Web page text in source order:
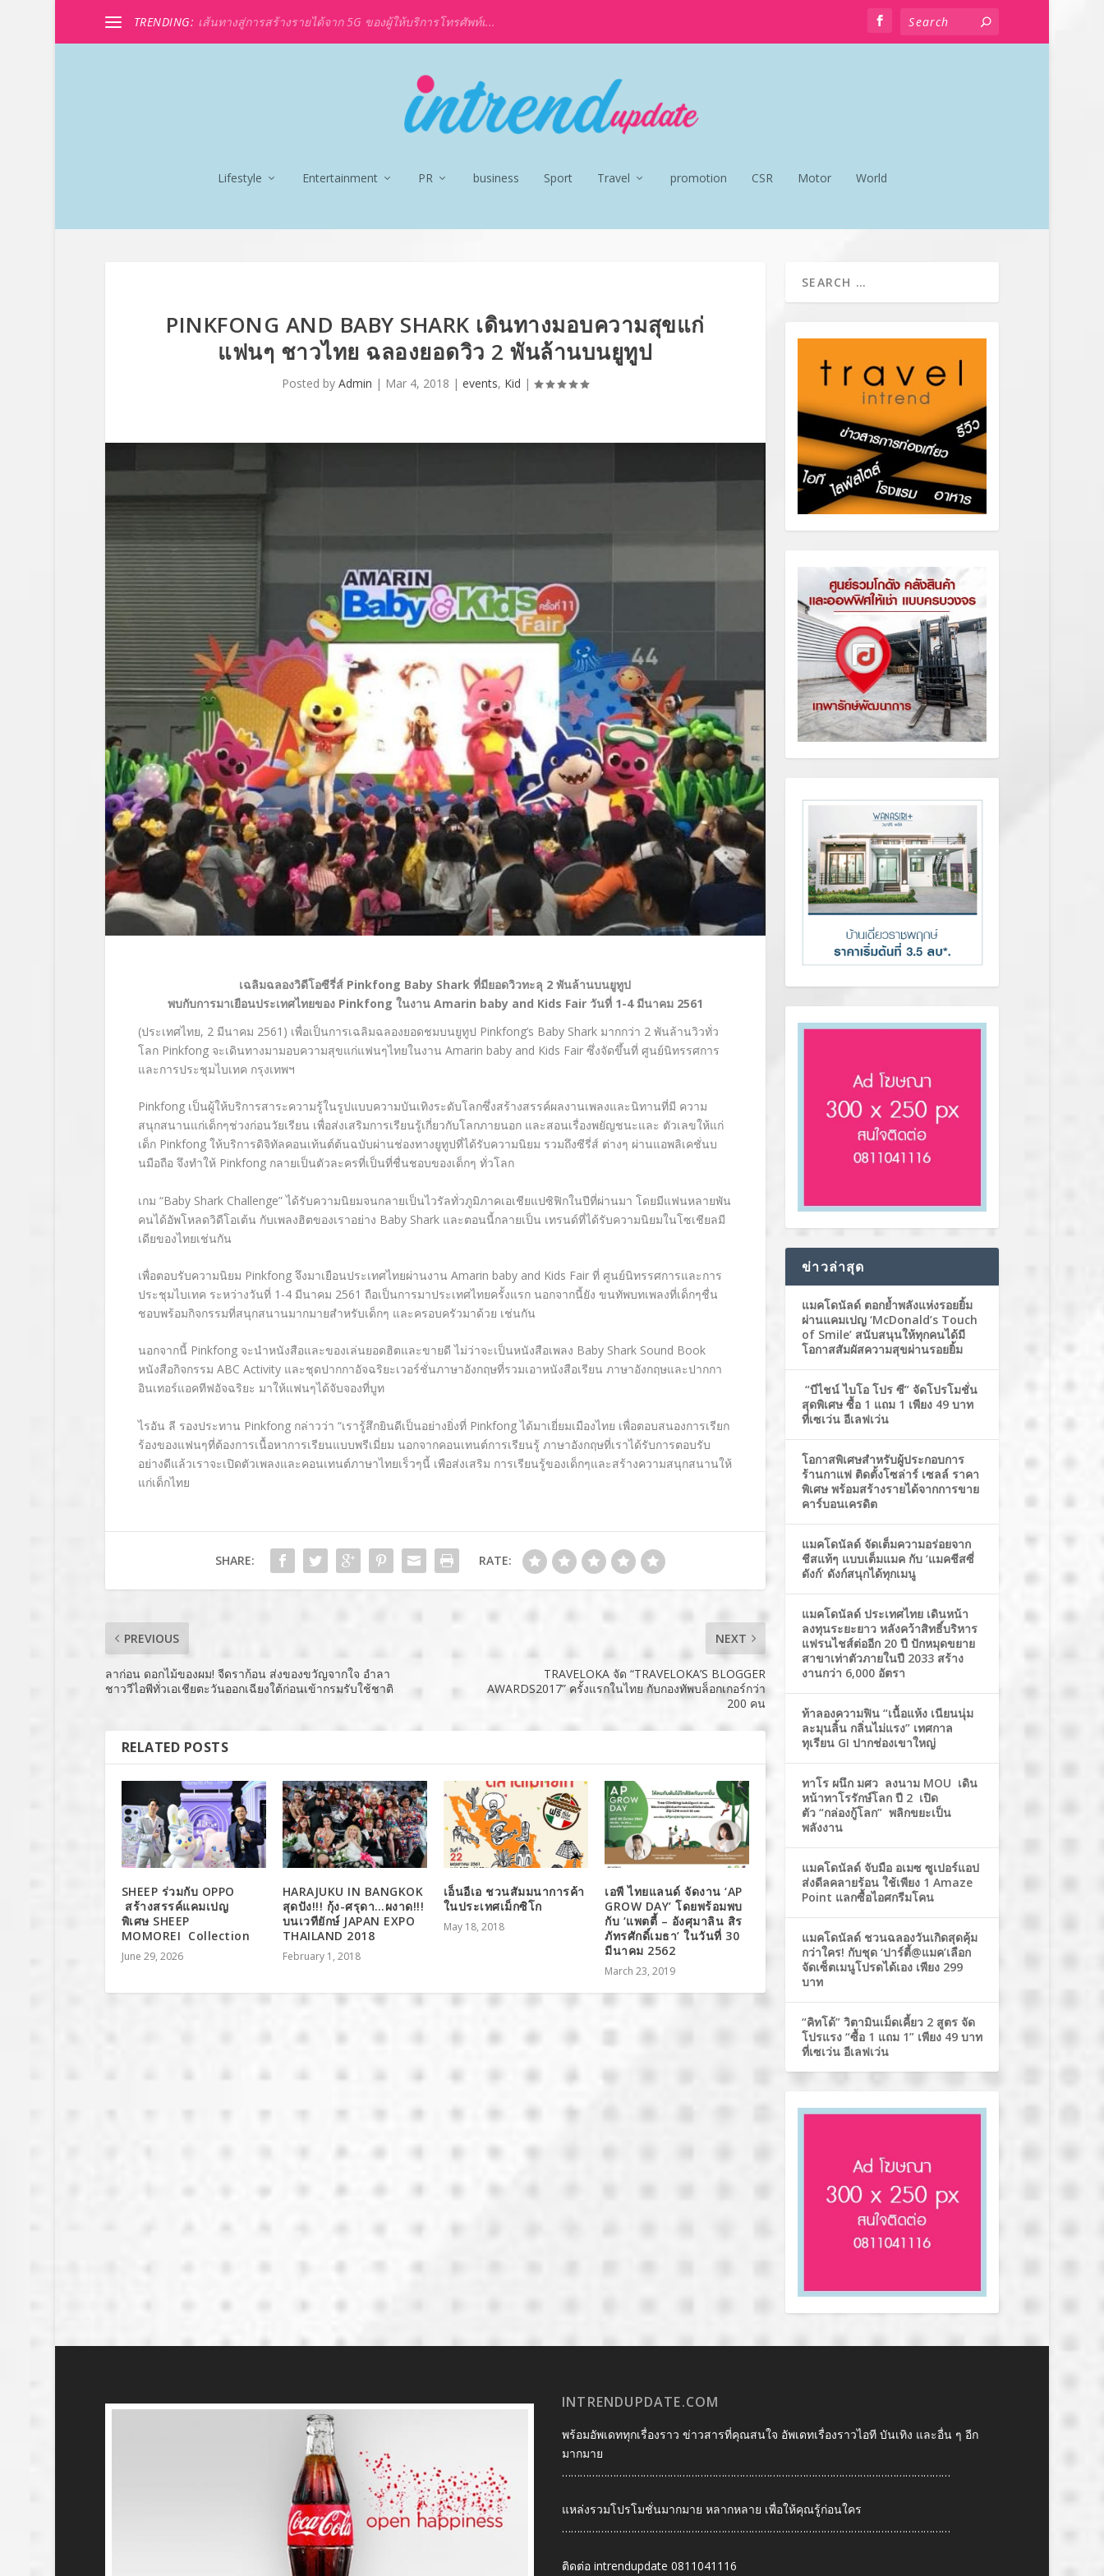
TRENDING: เส้นทางสู่การสร้างรายได้จาก 5G ของผู้ให้บริการโทรศัพท์เ...
Lifestyle Entertainment PR business Sport Travel promotion CSR Motor World
PINKFONG AND BABY SHARK เดินทางมอบความสุขแก่
แฟนๆ ชาวไทย ฉลองยอดวิว 2 พันล้านบนยูทูป
Posted byAdmin | Mar 4, 2018 |events, Kid |
เฉลิมฉลองวิดีโอซีรี่ส์ Pinkfong Baby Sharkที่มียอดวิวทะลุ 2พันล้านบนยูทูป
พบกับการมาเยือนประเทศไทยของPinkfong ในงาน Amarin baby and Kids Fair วันที่1-4 มีนาคม2561
(ประเทศไทย, 2 มีนาคม 2561) เพื่อเป็นการเฉลิมฉลองยอดชมบนยูทูป Pinkfong’s Baby Shark มากกว่า 2 พันล้านวิวทั่ว
โลก Pinkfong จะเดินทางมามอบความสุขแก่แฟนๆไทยในงาน Amarin baby and Kids Fair ซึ่งจัดขึ้นที่ ศูนย์นิทรรศการ
และการประชุมไบเทค กรุงเทพฯ
Pinkfong เป็นผู้ให้บริการสาระความรู้ในรูปแบบความบันเทิงระดับโลกซึ่งสร้างสรรค์ผลงานเพลงและนิทานที่มี ความ
สนุกสนานแก่เด็กๆช่วงก่อนวัยเรียน เพื่อส่งเสริมการเรียนรู้เกี่ยวกับโลกภายนอก และสอนเรื่องพยัญชนะและ ตัวเลขให้แก่
เด็ก Pinkfong ให้บริการดิจิทัลคอนเท้นต์ต้นฉบับผ่านช่องทางยูทูปที่ได้รับความนิยม รวมถึงซีรี่ส์ ต่างๆ ผ่านแอพลิเคชั่นบ
นมือถือ จึงทำให้ Pinkfong กลายเป็นตัวละครที่เป็นที่ชื่นชอบของเด็กๆ ทั่วโลก
เกม “Baby Shark Challenge” ได้รับความนิยมจนกลายเป็นไวรัลทั่วภูมิภาคเอเชียแปซิฟิกในปีที่ผ่านมา โดยมีแฟนหลายพัน
คนได้อัพโหลดวิดีโอเต้น กับเพลงฮิตของเราอย่าง Baby Shark และตอนนี้กลายเป็น เทรนด์ที่ได้รับความนิยมในโซเชียลมี
เดียของไทยเช่นกัน
เพื่อตอบรับความนิยม Pinkfong จึงมาเยือนประเทศไทยผ่านงาน Amarin baby and Kids Fair ที่ ศูนย์นิทรรศการและการ
ประชุมไบเทค ระหว่างวันที่ 1-4 มีนาคม 2561 ถือเป็นการมาประเทศไทยครั้งแรก นอกจากนี้ยัง ขนทัพบทเพลงที่เด็กๆชื่น
ชอบพร้อมกิจกรรมที่สนุกสนานมากมายสำหรับเด็กๆ และครอบครัวมาด้วย เช่นกัน
นอกจากนี้ Pinkfong จะนำหนังสือและของเล่นยอดฮิตและขายดี ไม่ว่าจะเป็นหนังสือเพลง Baby Shark Sound Book
หนังสือกิจกรรม ABC Activity และชุดปากกาอัจฉริยะเวอร์ชั่นภาษาอังกฤษที่รวมเอาหนังสือเรียน ภาษาอังกฤษและปากกา
อินเทอร์แอคทีฟอัจฉริยะ มาให้แฟนๆได้จับจองที่บูท
ไรอัน ลี รองประทาน Pinkfong กล่าวว่า “เรารู้สึกยินดีเป็นอย่างยิ่งที่ Pinkfong ได้มาเยี่ยมเมืองไทย เพื่อตอบสนองการเรียก
ร้องของแฟนๆที่ต้องการเนื้อหาการเรียนแบบพรีเมี่ยม นอกจากคอนเทนต์การเรียนรู้ ภาษาอังกฤษที่เราได้รับการตอบรับ
อย่างดีแล้วเราจะเปิดตัวเพลงและคอนเทนต์ภาษาไทยเร็วๆนี้ เพือส่งเสริม การเรียนรู้ของเด็กๆและสร้างความสนุกสนานให้
แก่เด็กไทย
SHARE: RATE:
PREVIOUS
ลาก่อน ดอกไม้ของผม! จีดราก้อน ส่งของขวัญจากใจ อำลา
ชาววีไอพีทั่วเอเชียตะวันออกเฉียงใต้ก่อนเข้ากรมรับใช้ชาติ
NEXT
TRAVELOKA จัด “TRAVELOKA’S BLOGGER
AWARDS2017” ครั้งแรกในไทย กับกองทัพบล็อกเกอร์กว่า
200 คน
RELATED POSTS
SHEEP ร่วมกับ OPPO
สร้างสรรค์แคมเปญ
พิเศษ SHEEP
MOMOREI Collection
June 29, 2026
HARAJUKU IN BANGKOK
สุดปัง!!! กุ้ง-ศรุดา…ผงาด!!!
บนเวทียักษ์ JAPAN EXPO
THAILAND 2018
February 1, 2018
เอ็นอีเอ ชวนสัมมนาการค้า
ในประเทศเม็กซิโก
May 18, 2018
เอพี ไทยแลนด์ จัดงาน ‘AP
GROW DAY’ โดยพร้อมพบ
กับ ‘แพตตี้ – อังศุมาลิน สิร
ภัทรศักดิ์เมธา’ ในวันที่ 30
มีนาคม 2562
March 23, 2019
ข่าวล่าสุด
แมคโดนัลด์ ตอกย้ำพลังแห่งรอยยิ้ม
ผ่านแคมเปญ ‘McDonald’s Touch
of Smile’ สนับสนุนให้ทุกคนได้มี
โอกาสสัมผัสความสุขผ่านรอยยิ้ม
“บีไชน์ ไบโอ โปร ซี” จัดโปรโมชั่น
สุดพิเศษ ซื้อ 1 แถม 1 เพียง 49 บาท
ที่เซเว่น อีเลฟเว่น
โอกาสพิเศษสำหรับผู้ประกอบการ
ร้านกาแฟ ติดตั้งโซล่าร์ เซลล์ ราคา
พิเศษ พร้อมสร้างรายได้จากการขาย
คาร์บอนเครดิต
แมคโดนัลด์ จัดเต็มความอร่อยจาก
ชีสแท้ๆ แบบเต็มแมค กับ ‘แมคชีสซี่
ดังก์’ ดังก์สนุกได้ทุกเมนู
แมคโดนัลด์ ประเทศไทย เดินหน้า
ลงทุนระยะยาว หลังคว้าสิทธิ์บริหาร
แฟรนไชส์ต่ออีก 20 ปี ปักหมุดขยาย
สาขาเท่าตัวภายในปี 2033 สร้าง
งานกว่า 6,000 อัตรา
ท้าลองความฟิน “เนื้อแห้ง เนียนนุ่ม
ละมุนลิ้น กลิ่นไม่แรง” เทศกาล
ทุเรียน GI ปากช่องเขาใหญ่
ทาโร ผนึก มศว ลงนาม MOU เดิน
หน้าทาโรรักษ์โลก ปี 2 เปิด
ตัว “กล่องกู้โลก” พลิกขยะเป็น
พลังงาน
แมคโดนัลด์ จับมือ อเมซ ซูเปอร์แอป
ส่งดีลคลายร้อน ใช้เพียง 1 Amaze
Point แลกซื้อไอศกรีมโคน
แมคโดนัลด์ ชวนฉลองวันเกิดสุดคุ้ม
กว่าใคร! กับชุด ‘ปาร์ตี้@แมค’เลือก
จัดเซ็ตเมนูโปรดได้เอง เพียง 299
บาท
“คิทโด้” วิตามินเม็ดเคี้ยว 2 สูตร จัด
โปรแรง “ซื้อ 1 แถม 1” เพียง 49 บาท
ที่เซเว่น อีเลฟเว่น
INTRENDUPDATE.COM
พร้อมอัพเดททุกเรื่องราว ข่าวสารที่คุณสนใจ อัพเดทเรื่องราวไอที บันเทิง และอื่น ๆ อีก
มากมาย
…………………………………………………………………………………………………………………
แหล่งรวมโปรโมชั่นมากมาย หลากหลาย เพื่อให้คุณรู้ก่อนใคร
…………………………………………………………………………………………………………………
ติดต่อ intrendupdate 0811041116